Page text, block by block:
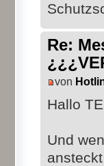
Re:
von
Hallo
Und